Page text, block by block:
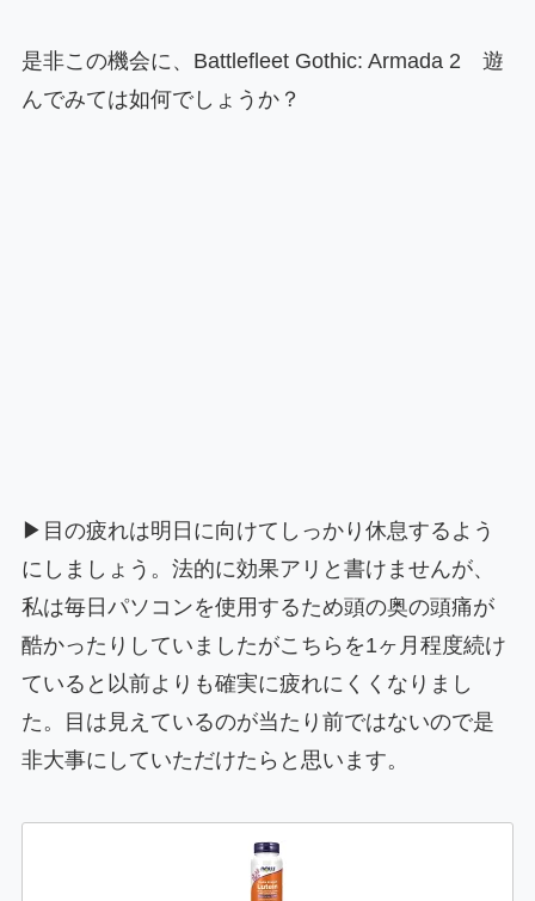
是非この機会に、Battlefleet Gothic: Armada 2 遊
んでみては如何でしょうか？
▶目の疲れは明日に向けてしっかり休息するよう
にしましょう。法的に効果アリと書けませんが、
私は毎日パソコンを使用するため頭の奥の頭痛が
酷かったりしていましたがこちらを1ヶ月程度続け
ていると以前よりも確実に疲れにくくなりまし
た。目は見えているのが当たり前ではないので是
非大事にしていただけたらと思います。